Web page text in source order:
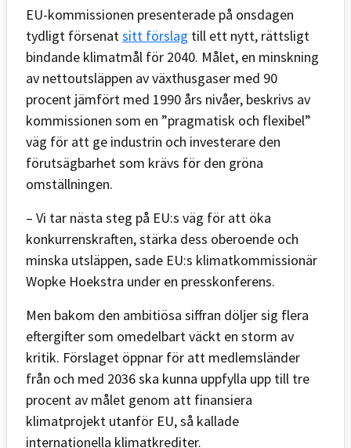
EU-kommissionen presenterade på onsdagen
tydligt försenat sitt förslag till ett nytt, rättsligt
bindande klimatmål för 2040. Målet, en minskning
av nettoutsläppen av växthusgaser med 90
procent jämfört med 1990 års nivåer, beskrivs av
kommissionen som en ”pragmatisk och flexibel”
väg för att ge industrin och investerare den
förutsägbarhet som krävs för den gröna
omställningen.
– Vi tar nästa steg på EU:s väg för att öka
konkurrenskraften, stärka dess oberoende och
minska utsläppen, sade EU:s klimatkommissionär
Wopke Hoekstra under en presskonferens.
Men bakom den ambitiösa siffran döljer sig flera
eftergifter som omedelbart väckt en storm av
kritik. Förslaget öppnar för att medlemsländer
från och med 2036 ska kunna uppfylla upp till tre
procent av målet genom att finansiera
klimatprojekt utanför EU, så kallade
internationella klimatkrediter.